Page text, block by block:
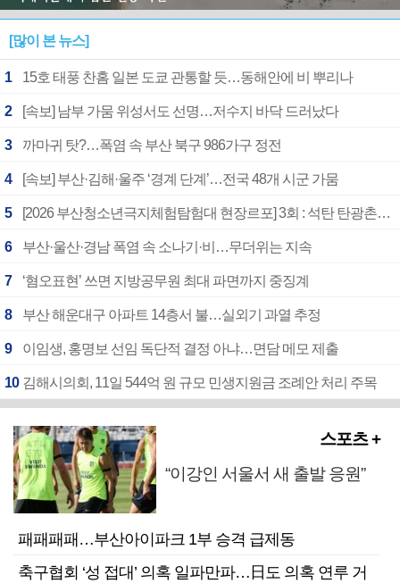
[많이 본 뉴스]
1 15호 태풍 찬홈 일본 도쿄 관통할 듯…동해안에 비 뿌리나
2 [속보] 남부 가뭄 위성서도 선명…저수지 바닥 드러났다
3 까마귀 탓?…폭염 속 부산 북구 986가구 정전
4 [속보] 부산·김해·울주 ‘경계 단계’…전국 48개 시군 가뭄
5 [2026 부산청소년극지체험탐험대 현장르포] 3회 : 석탄 탄광촌에서 북극 연구의 중심지로
6 부산·울산·경남 폭염 속 소나기·비…무더위는 지속
7 ‘혐오표현’ 쓰면 지방공무원 최대 파면까지 중징계
8 부산 해운대구 아파트 14층서 불…실외기 과열 추정
9 이임생, 홍명보 선임 독단적 결정 아냐…면담 메모 제출
10 김해시의회, 11일 544억 원 규모 민생지원금 조례안 처리 주목
스포츠 +
“이강인 서울서 새 출발 응원”
패패패패…부산아이파크 1부 승격 급제동
축구협회 ‘성 접대’ 의혹 일파만파…日도 의혹 연루 거